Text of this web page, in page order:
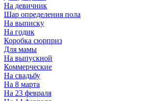
На девичник
Шар определения пола
На выписку
На годик
Коробка сюрприз
Для мамы
На выпускной
Коммерческие
На свадьбу
На 8 марта
На 23 февраля